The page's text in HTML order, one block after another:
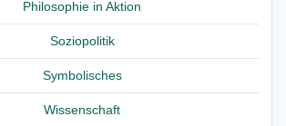
Philosophie in Aktion
Soziopolitik
Symbolisches
Wissenschaft